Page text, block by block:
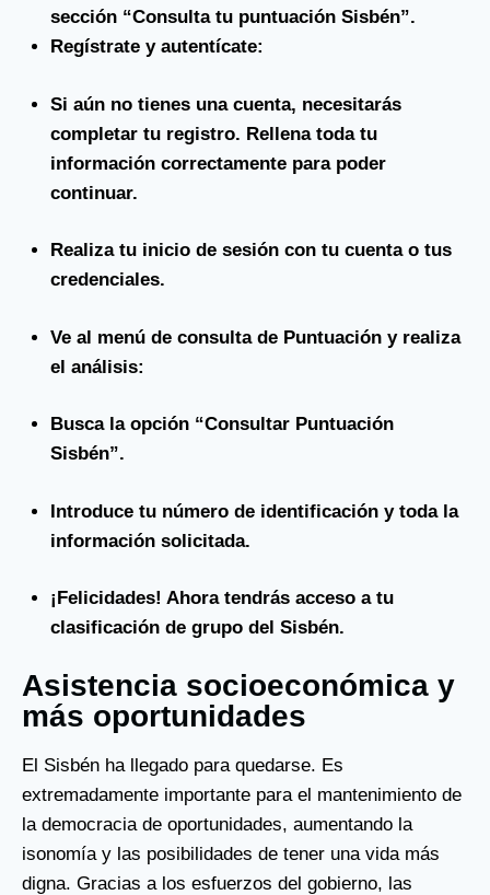
sección “Consulta tu puntuación Sisbén”.
Regístrate y autentícate:
Si aún no tienes una cuenta, necesitarás
completar tu registro. Rellena toda tu
información correctamente para poder
continuar.
Realiza tu inicio de sesión con tu cuenta o tus
credenciales.
Ve al menú de consulta de Puntuación y realiza
el análisis:
Busca la opción “Consultar Puntuación
Sisbén”.
Introduce tu número de identificación y toda la
información solicitada.
¡Felicidades! Ahora tendrás acceso a tu
clasificación de grupo del Sisbén.
Asistencia socioeconómica y
más oportunidades
El Sisbén ha llegado para quedarse. Es
extremadamente importante para el mantenimiento de
la democracia de oportunidades, aumentando la
isonomía y las posibilidades de tener una vida más
digna. Gracias a los esfuerzos del gobierno, las